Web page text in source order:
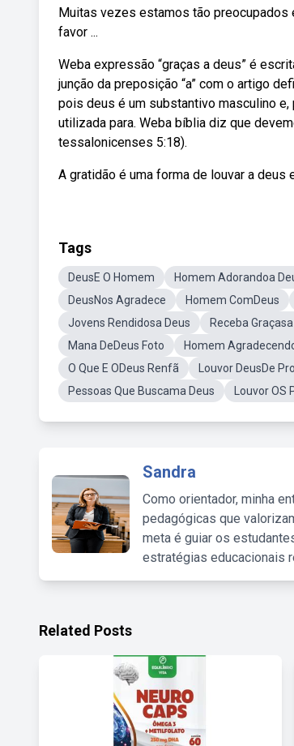
Muitas vezes estamos tão preocupados
favor ...
Weba expressão “graças a deus” é
junção da preposição “a” com o artigo
pois deus é um substantivo masculino
utilizada para. Weba bíblia diz que
tessalonicenses 5:18).
A gratidão é uma forma de louvar a deus
Tags
DeusE O Homem Homem Adorandoa
DeusNos Agradece
Homem ComDeus
Jovens Rendidosa Deus
Receba
Mana DeDeus Foto
Homem
O Que E ODeus Renfã
Louvor DeusDe
Pessoas Que Buscama Deus
Louvor OS
Sandra
Como orientador, minha
pedagógicas que
meta é guiar os
estratégias educacionais
Related Posts